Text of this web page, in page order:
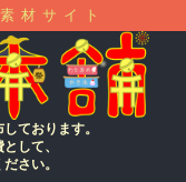
材サイト
ております。
して、
さい。